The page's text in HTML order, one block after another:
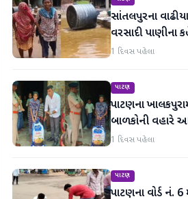
સાંતલપુરના
વરસાદી પાણીના
ગ્રામજનો હાલાકીમાં
1 દિવસ પહેલા
પાટણ
પાટણના
બાળકોની વહારે
'એ' ડિવિઝન PI
1 દિવસ પહેલા
પાટણ
પાટણના વોર્ડ નં. 6